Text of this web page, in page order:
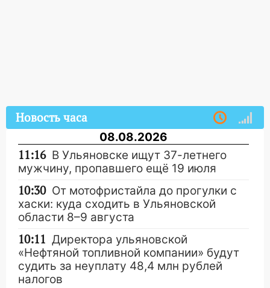
Новость часа
08.08.2026
11:16 В Ульяновске ищут 37-летнего
мужчину, пропавшего ещё 19 июля
10:30 От мотофристайла до прогулки с
хаски: куда сходить в Ульяновской
области 8–9 августа
10:11 Директора ульяновской
«Нефтяной топливной компании» будут
судить за неуплату 48,4 млн рублей
налогов